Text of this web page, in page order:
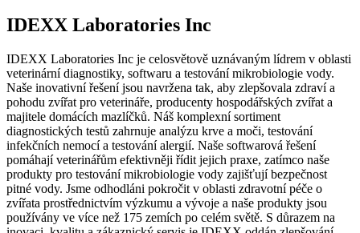
IDEXX Laboratories Inc
IDEXX Laboratories Inc je celosvětově uznávaným lídrem v oblasti
veterinární diagnostiky, softwaru a testování mikrobiologie vody.
Naše inovativní řešení jsou navržena tak, aby zlepšovala zdraví a
pohodu zvířat pro veterináře, producenty hospodářských zvířat a
majitele domácích mazlíčků. Náš komplexní sortiment
diagnostických testů zahrnuje analýzu krve a moči, testování
infekčních nemocí a testování alergií. Naše softwarová řešení
pomáhají veterinářům efektivněji řídit jejich praxe, zatímco naše
produkty pro testování mikrobiologie vody zajišťují bezpečnost
pitné vody. Jsme odhodláni pokročit v oblasti zdravotní péče o
zvířata prostřednictvím výzkumu a vývoje a naše produkty jsou
používány ve více než 175 zemích po celém světě. S důrazem na